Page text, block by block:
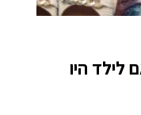
לילד היו